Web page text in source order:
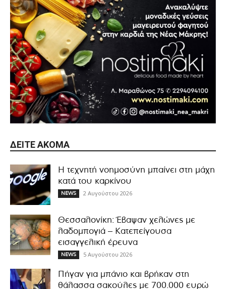
ΔΕΊΤΕ ΑΚΌΜΑ
Η τεχνητή νοημοσύνη μπαίνει στη μάχη
κατά του καρκίνου
NEWS 2 Αυγούστου 2026
Θεσσαλονίκη: Έβαψαν χελώνες με
λαδομπογιά – Κατεπείγουσα
εισαγγελική έρευνα
NEWS 5 Αυγούστου 2026
Πήγαν για μπάνιο και βρήκαν στη
θάλασσα σακούλες με 700.000 ευρώ